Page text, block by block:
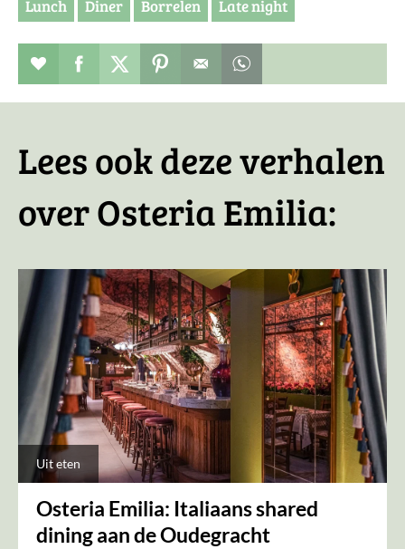
Lunch Diner Borrelen Late night
Restaurant toevoegen aan favorieten
Deel dit op facebook
Deel dit op twitter
Deel dit op pinterest
Lees ook deze verhalen
over Osteria Emilia:
Uit eten
Osteria Emilia: Italiaans shared
dining aan de Oudegracht